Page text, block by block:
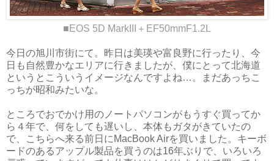
■EOS 5D MarkIII＋EF50mmF1.2L
今日の旭川市街にて。昨日は美瑛や富良野に行ったり、今
日も自然豊かなエリアに行きましたが、僕にとって北海道
というとこういうイメージなんですよね…。まだあっちこ
っちが昭和みたいな。
ところでおでかけ用のノートパソコンがもうすぐ買ってか
ら４年で、何をしても遅いし、本体もガタがきていたの
で、こちらへ来る前日にMacBook Airを買いました。キーボ
ードのあるアップル製品を買うのは16年ぶりで、いろいろ